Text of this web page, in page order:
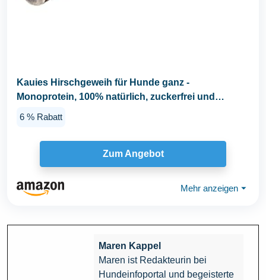
Kauies Hirschgeweih für Hunde ganz -
Monoprotein, 100% natürlich, zuckerfrei und
6 % Rabatt
Zum Angebot
Mehr anzeigen ⏷
Maren Kappel
Maren ist Redakteurin bei
Hundeinfoportal und begeisterte